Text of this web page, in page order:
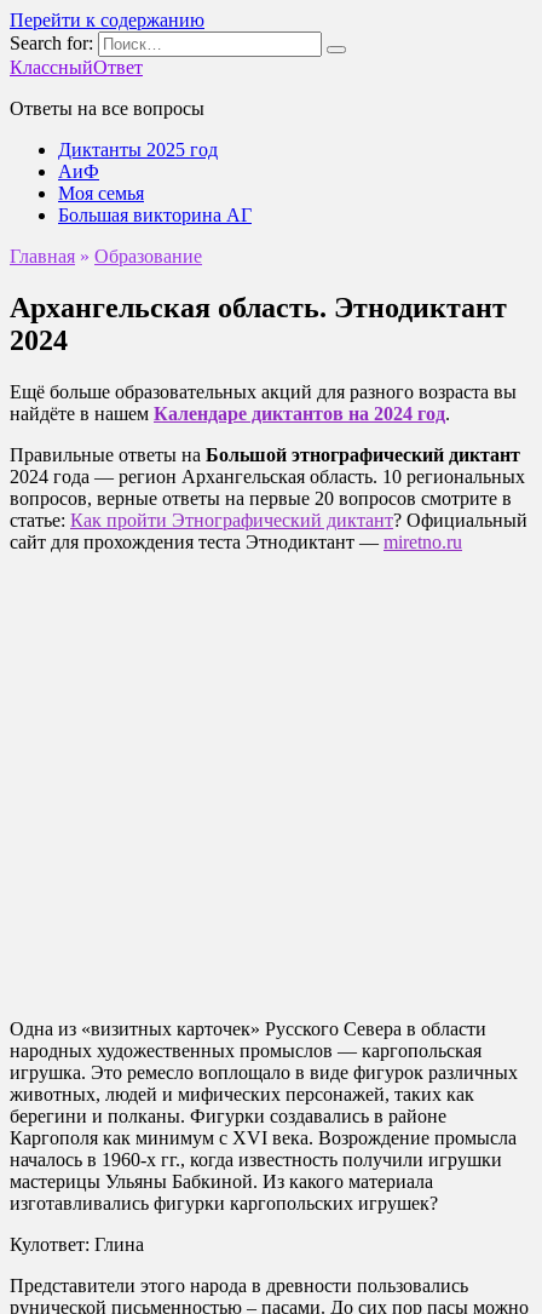
Перейти к содержанию
Search for:
КлассныйОтвет
Ответы на все вопросы
Диктанты 2025 год
АиФ
Моя семья
Большая викторина АГ
Главная » Образование
Архангельская область. Этнодиктант
2024
Ещё больше образовательных акций для разного возраста вы
найдёте в нашем Календаре диктантов на 2024 год.
Правильные ответы на Большой этнографический диктант
2024 года — регион Архангельская область. 10 региональных
вопросов, верные ответы на первые 20 вопросов смотрите в
статье: Как пройти Этнографический диктант? Официальный
сайт для прохождения теста Этнодиктант — miretno.ru
Одна из «визитных карточек» Русского Севера в области
народных художественных промыслов — каргопольская
игрушка. Это ремесло воплощало в виде фигурок различных
животных, людей и мифических персонажей, таких как
берегини и полканы. Фигурки создавались в районе
Каргополя как минимум с XVI века. Возрождение промысла
началось в 1960-х гг., когда известность получили игрушки
мастерицы Ульяны Бабкиной. Из какого материала
изготавливались фигурки каргопольских игрушек?
Кулответ: Глина
Представители этого народа в древности пользовались
рунической письменностью – пасами. До сих пор пасы можно